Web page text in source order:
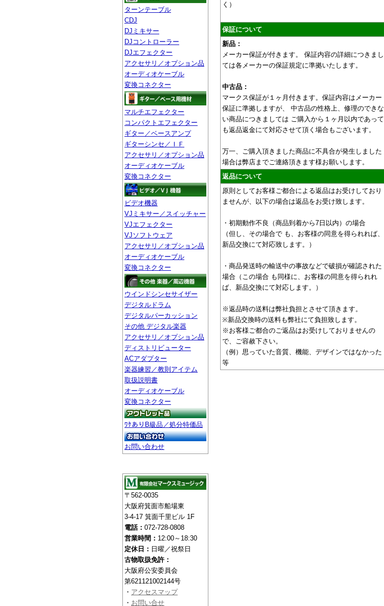
ターンテーブル
CDJ
DJミキサー
DJコントローラー
DJエフェクター
アクセサリ／オプション品
オーディオケーブル
変換コネクター
マルチエフェクター
コンパクトエフェクター
ギター／ベースアンプ
ギターシンセ／ＩＦ
アクセサリ／オプション品
オーディオケーブル
変換コネクター
ビデオ機器
VJミキサー／スイッチャー
VJエフェクター
VJソフトウェア
アクセサリ／オプション品
オーディオケーブル
変換コネクター
ウインドシンセサイザー
デジタルドラム
デジタルパーカッション
その他 デジタル楽器
アクセサリ／オプション品
ディストリビューター
ACアダプター
楽器練習／教則アイテム
取扱説明書
オーディオケーブル
変換コネクター
ﾜｹありB級品／処分特価品
お問い合わせ
〒562-0035
大阪府箕面市船場東
3-4-17 箕面千里ビル 1F
電話： 072-728-0808
営業時間： 12:00～18:30
定休日： 日曜／祝祭日
古物取扱免許：
大阪府公安委員会
第621121002144号
・ アクセスマップ
・ お問い合せ
く）
保証について
新品：
メーカー保証が付きます。 保証内容の詳細につきまし
ては各メーカーの保証規定に準拠いたします。
中古品：
マークス保証が１ヶ月付きます。保証内容はメーカー
保証に準拠しますが、 中古品の性格上、修理のできな
い商品につきましては ご購入から１ヶ月以内であって
も返品返金にて対応させて頂く場合もございます。
万一、ご購入頂きました商品に不具合が発生しました
場合は弊店までご連絡頂きます様お願いします。
返品について
原則としてお客様ご都合による返品はお受けしており
ませんが、以下の場合は返品をお受け致します。
・初期動作不良（商品到着から7日以内）の場合
（但し、その場合で も、お客様の同意を得られれば、
新品交換にて対応致します。）
・商品発送時の輸送中の事故などで破損が確認された
場合（この場合 も同様に、お客様の同意を得られれ
ば、新品交換にて対応します。）
※返品時の送料は弊社負担とさせて頂きます。
※新品交換時の送料も弊社にて負担致します。
※お客様ご都合のご返品はお受けしておりませんの
で、ご容赦下さい。
（例）思っていた音質、機能、デザインではなかった
等